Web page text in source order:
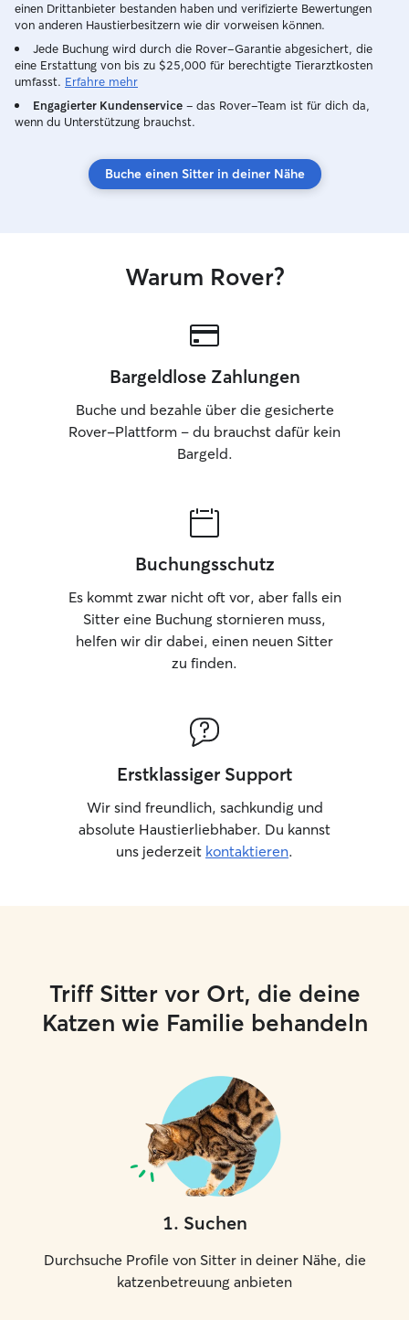
einen Drittanbieter bestanden haben und verifizierte Bewertungen
von anderen Haustierbesitzern wie dir vorweisen können.
Jede Buchung wird durch die Rover-Garantie abgesichert, die
eine Erstattung von bis zu $25,000 für berechtigte Tierarztkosten
umfasst. Erfahre mehr
Engagierter Kundenservice – das Rover-Team ist für dich da,
wenn du Unterstützung brauchst.
Buche einen Sitter in deiner Nähe
Warum Rover?
Bargeldlose Zahlungen
Buche und bezahle über die gesicherte
Rover-Plattform – du brauchst dafür kein
Bargeld.
Buchungsschutz
Es kommt zwar nicht oft vor, aber falls ein
Sitter eine Buchung stornieren muss,
helfen wir dir dabei, einen neuen Sitter
zu finden.
Erstklassiger Support
Wir sind freundlich, sachkundig und
absolute Haustierliebhaber. Du kannst
uns jederzeit kontaktieren.
Triff Sitter vor Ort, die deine
Katzen wie Familie behandeln
1. Suchen
Durchsuche Profile von Sitter in deiner Nähe, die
katzenbetreuung anbieten